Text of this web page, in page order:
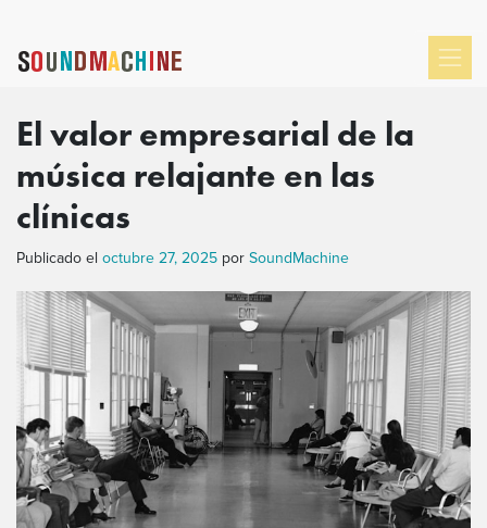
El valor empresarial de la
música relajante en las
clínicas
Publicado el octubre 27, 2025 por SoundMachine